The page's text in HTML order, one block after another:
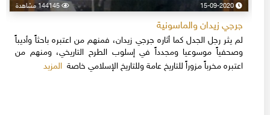
15-09-2020 144145 مشاهدة
جرجي زيدان والماسونية
لم يثر رجل الجدل كما أثاره جرجي زيدان، فمنهم من اعتبره باحثاً وأديباً
وصحفياً موسوعيا ومجدداً في إسلوب الطرح التاريخي، ومنهم من
اعتبره مخرباً مزوراً للتاريخ عامة وللتاريخ الإسلامي خاصةالمزيد